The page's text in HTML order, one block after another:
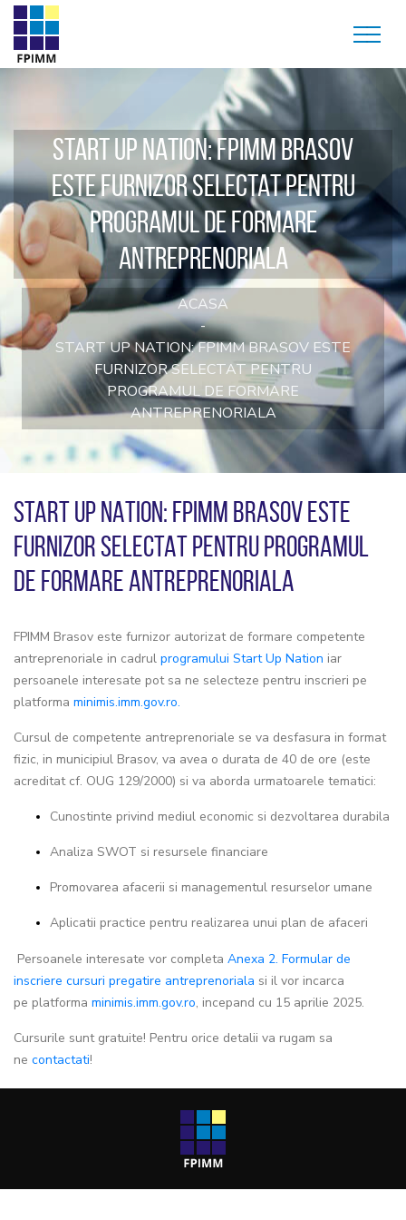
START UP NATION: FPIMM BRASOV
ESTE FURNIZOR SELECTAT PENTRU
PROGRAMUL DE FORMARE
ANTREPRENORIALA
ACASA
START UP NATION: FPIMM BRASOV ESTE
FURNIZOR SELECTAT PENTRU
PROGRAMUL DE FORMARE
ANTREPRENORIALA
START UP NATION: FPIMM BRASOV ESTE
FURNIZOR SELECTAT PENTRU PROGRAMUL
DE FORMARE ANTREPRENORIALA
FPIMM Brasov este furnizor autorizat de formare competente
antreprenoriale in cadrul programului Start Up Nation iar
persoanele interesate pot sa ne selecteze pentru inscrieri pe
platforma minimis.imm.gov.ro.
Cursul de competente antreprenoriale se va desfasura in format
fizic, in municipiul Brasov, va avea o durata de 40 de ore (este
acreditat cf. OUG 129/2000) si va aborda urmatoarele tematici:
Cunostinte privind mediul economic si dezvoltarea durabila
Analiza SWOT si resursele financiare
Promovarea afacerii si managementul resurselor umane
Aplicatii practice pentru realizarea unui plan de afaceri
Persoanele interesate vor completa Anexa 2. Formular de
inscriere cursuri pregatire antreprenoriala si il vor incarca
pe platforma minimis.imm.gov.ro, incepand cu 15 aprilie 2025.
Cursurile sunt gratuite! Pentru orice detalii va rugam sa
ne contactati!